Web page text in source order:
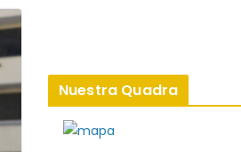
Nuestra Quadra